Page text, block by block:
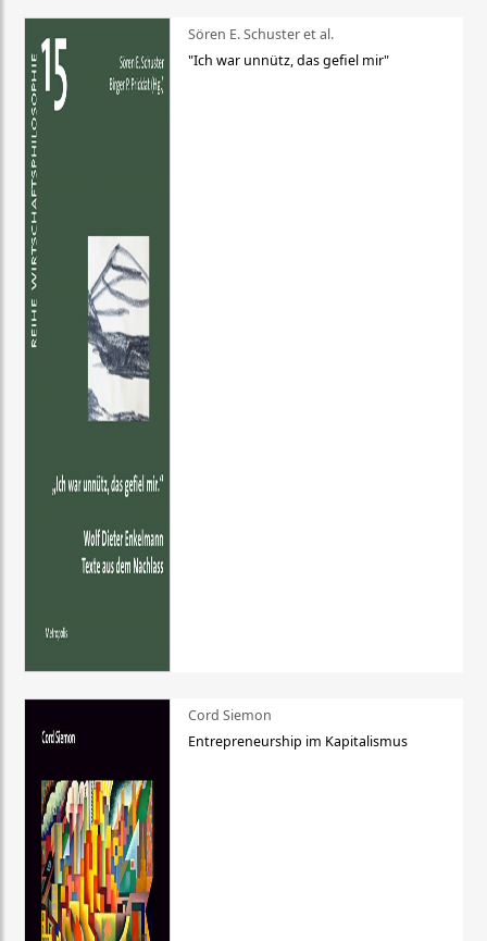
Sören E. Schuster et al.
"Ich war unnütz, das gefiel mir"
Cord Siemon
Entrepreneurship im Kapitalismus